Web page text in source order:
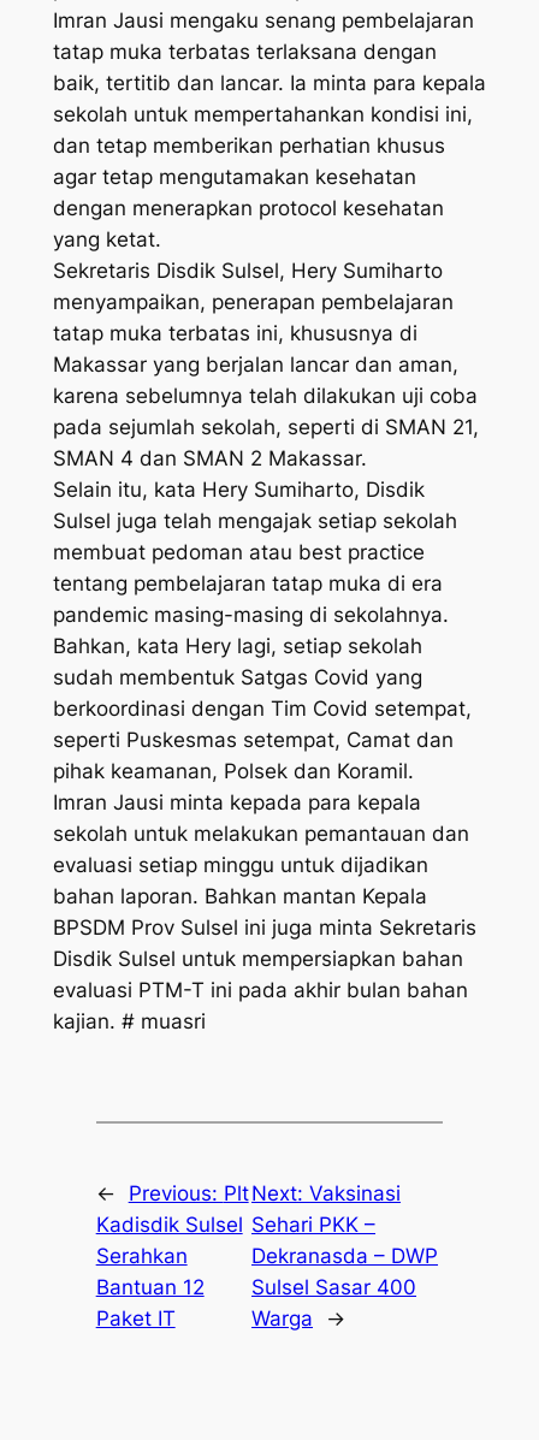
Imran Jausi mengaku senang pembelajaran
tatap muka terbatas terlaksana dengan
baik, tertitib dan lancar. Ia minta para kepala
sekolah untuk mempertahankan kondisi ini,
dan tetap memberikan perhatian khusus
agar tetap mengutamakan kesehatan
dengan menerapkan protocol kesehatan
yang ketat.
Sekretaris Disdik Sulsel, Hery Sumiharto
menyampaikan, penerapan pembelajaran
tatap muka terbatas ini, khususnya di
Makassar yang berjalan lancar dan aman,
karena sebelumnya telah dilakukan uji coba
pada sejumlah sekolah, seperti di SMAN 21,
SMAN 4 dan SMAN 2 Makassar.
Selain itu, kata Hery Sumiharto, Disdik
Sulsel juga telah mengajak setiap sekolah
membuat pedoman atau best practice
tentang pembelajaran tatap muka di era
pandemic masing-masing di sekolahnya.
Bahkan, kata Hery lagi, setiap sekolah
sudah membentuk Satgas Covid yang
berkoordinasi dengan Tim Covid setempat,
seperti Puskesmas setempat, Camat dan
pihak keamanan, Polsek dan Koramil.
Imran Jausi minta kepada para kepala
sekolah untuk melakukan pemantauan dan
evaluasi setiap minggu untuk dijadikan
bahan laporan. Bahkan mantan Kepala
BPSDM Prov Sulsel ini juga minta Sekretaris
Disdik Sulsel untuk mempersiapkan bahan
evaluasi PTM-T ini pada akhir bulan bahan
kajian. # muasri
← Previous: Plt
Kadisdik Sulsel
Serahkan
Bantuan 12
Paket IT
Next:Vaksinasi
Sehari PKK –
Dekranasda – DWP
Sulsel Sasar 400
Warga
→